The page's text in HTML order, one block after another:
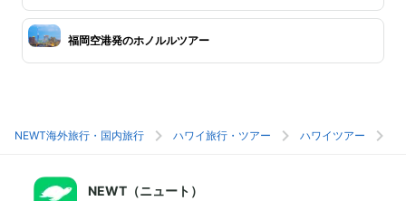
福岡空港発のホノルルツアー
NEWT海外旅行・国内旅行 ハワイ旅行・ツアー ハワイツアー
NEWT（ニュート）